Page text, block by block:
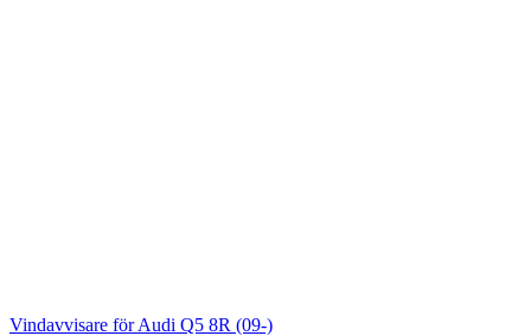
Vindavvisare för Audi Q5 8R (09-)